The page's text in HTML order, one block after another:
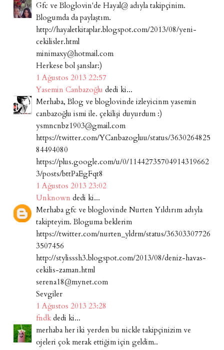
Gfc ve Bloglovin'de Hayal@ adıyla takipçinim.
Blogumda da paylaştım.
http://hayaletkitaplar.blogspot.com/2013/08/yeni-
cekilisler.html
minimaxy@hotmail.com
Herkese bol şanslar:)
1 Ağustos 2013 22:57
Yasemin Canbazoğlu dedi ki...
Merhaba, Blog ve bloglovinde izleyicinm yasemin
canbazoğlu ismi ile. çekilişi duyurdum :)
ysmncnbz1903@gmail.com
https://twitter.com/YCanbazogluu/status/3630264825
84494080
https://plus.google.com/u/0/11442735704914319662
3/posts/bttPaEgFqt8
1 Ağustos 2013 23:02
Unknown dedi ki...
Merhaba gfc ve bloglovinde Nurten Yıldırım adıyla
takipteyim. Bloguma beklerim
https://twitter.com/nurten_yldrm/status/36303307726
3507456
http://stylisssh3.blogspot.com/2013/08/deniz-havas-
cekilis-zaman.html
serena18@mynet.com
Sevgiler
1 Ağustos 2013 23:28
fndkdedi ki...
merhaba her iki yerden bu nickle takipçinizim ve
ojeleri çok merak ettiğim için geldim..